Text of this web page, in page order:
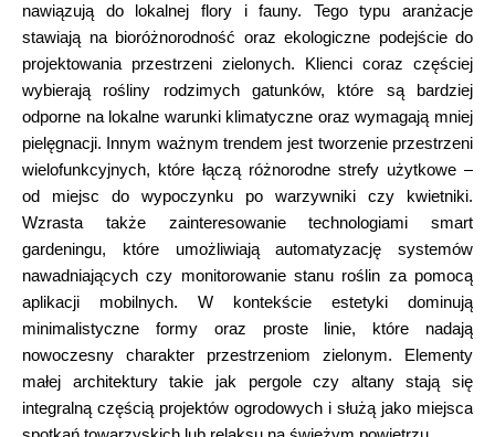
nawiązują do lokalnej flory i fauny. Tego typu aranżacje
stawiają na bioróżnorodność oraz ekologiczne podejście do
projektowania przestrzeni zielonych. Klienci coraz częściej
wybierają rośliny rodzimych gatunków, które są bardziej
odporne na lokalne warunki klimatyczne oraz wymagają mniej
pielęgnacji. Innym ważnym trendem jest tworzenie przestrzeni
wielofunkcyjnych, które łączą różnorodne strefy użytkowe –
od miejsc do wypoczynku po warzywniki czy kwietniki.
Wzrasta także zainteresowanie technologiami smart
gardeningu, które umożliwiają automatyzację systemów
nawadniających czy monitorowanie stanu roślin za pomocą
aplikacji mobilnych. W kontekście estetyki dominują
minimalistyczne formy oraz proste linie, które nadają
nowoczesny charakter przestrzeniom zielonym. Elementy
małej architektury takie jak pergole czy altany stają się
integralną częścią projektów ogrodowych i służą jako miejsca